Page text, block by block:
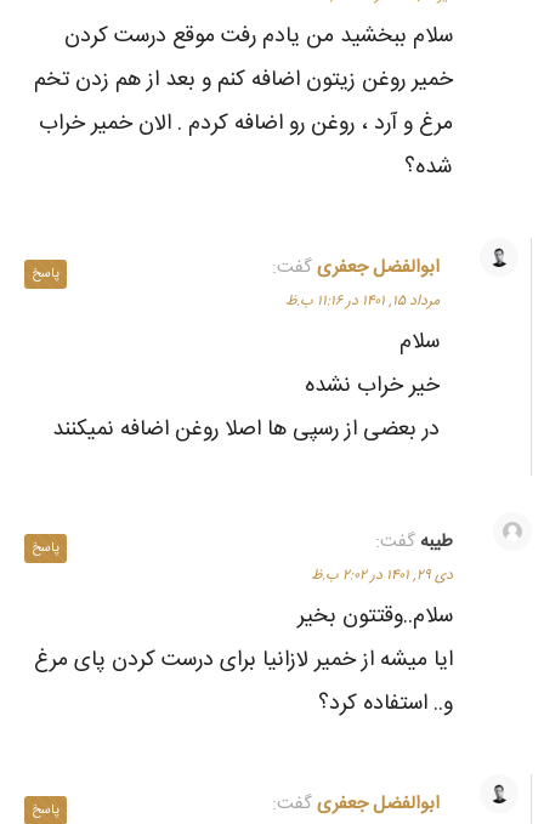
سلام ببخشید من یادم رفت موقع درست کردن
خمیر روغن زیتون اضافه کنم و بعد از هم زدن تخم
مرغ و آرد ، روغن رو اضافه کردم . الان خمیر خراب
شده؟
ابوالفضل جعفریگفت:
مرداد ۱۵, ۱۴۰۱ در ۱۱:۱۶ ب.ظ
سلام
خیر خراب نشده
در بعضی از رسپی ها اصلا روغن اضافه نمیکنند
پاسخ
طیبه گفت:
دی ۲۹, ۱۴۰۱ در ۲:۰۲ ب.ظ
سلام..وقتتون بخیر
ایا میشه از خمیر لازانیا برای درست کردن پای مرغ
و..‌ استفاده کرد؟
پاسخ
ابوالفضل جعفریگفت: پاسخ